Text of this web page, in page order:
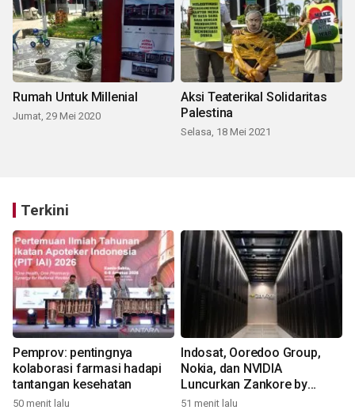
Rumah Untuk Millenial
Jumat, 29 Mei 2020
Aksi Teaterikal Solidaritas
Palestina
Selasa, 18 Mei 2021
Terkini
Pemprov: pentingnya
kolaborasi farmasi hadapi
tantangan kesehatan
50 menit lalu
Indosat, Ooredoo Group,
Nokia, dan NVIDIA
Luncurkan Zankore by
Indosat
51 menit lalu